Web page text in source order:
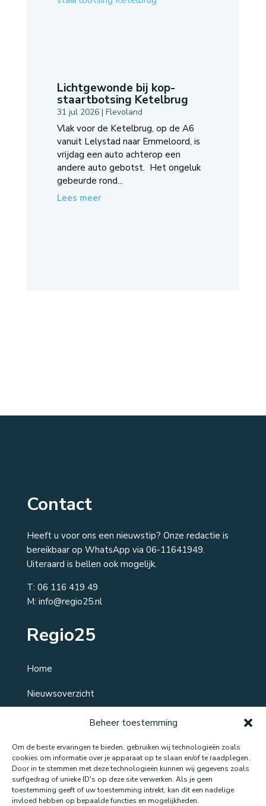
Beheer toestemming
Om de beste ervaringen te bieden, gebruiken wij technologieën zoals
cookies om informatie over je apparaat op te slaan en/of te raadplegen.
Door in te stemmen met deze technologieën kunnen wij gegevens zoals
surfgedrag of unieke ID's op deze site verwerken. Als je geen
toestemming geeft of uw toestemming intrekt, kan dit een nadelige
invloed hebben op bepaalde functies en mogelijkheden.
Lichtgewonde bij kop-
staartbotsing Ketelbrug
31 jul 2026| Flevoland
Vlak voor de Ketelbrug, op de A6
vanuit Lelystad naar Emmeloord, is
vrijdag een auto achterop een
andere auto gebotst. Het ongeluk
gebeurde rond...
Lees meer
Contact
Heeft u voor ons een nieuwstip? Onze redactie is
bereikbaar op WhatsApp via 06-11641949.
Uiteraard is bellen ook mogelijk.
T: 06 116 419 49
M: info@regio25.nl
Regio25
Home
Nieuwsoverzicht
Contact
Website gemaakt door: LOEQ